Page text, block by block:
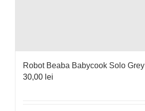
Robot Beaba Babycook Solo Grey
30,00 lei